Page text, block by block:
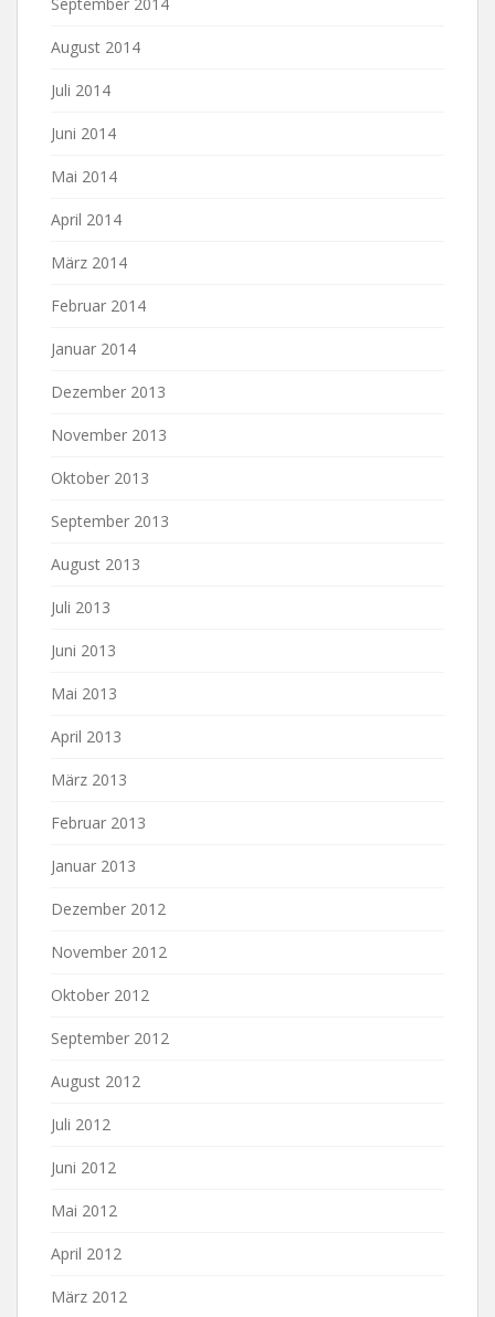
August 2014
Juli 2014
Juni 2014
Mai 2014
April 2014
März 2014
Februar 2014
Januar 2014
Dezember 2013
November 2013
Oktober 2013
September 2013
August 2013
Juli 2013
Juni 2013
Mai 2013
April 2013
März 2013
Februar 2013
Januar 2013
Dezember 2012
November 2012
Oktober 2012
September 2012
August 2012
Juli 2012
Juni 2012
Mai 2012
April 2012
März 2012